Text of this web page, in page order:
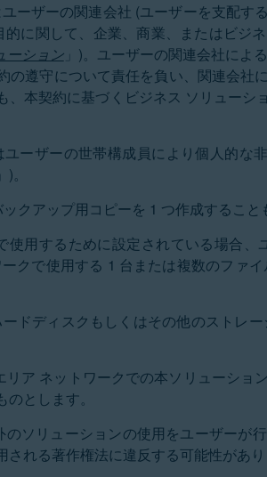
ーザーの関連会社 (ユーザーを支配
に関して、企業、商業、またはビジ
ーション」)。ユーザーの関連会社によ
の遵守について責任を負い、関連会
、本契約に基づくビジネス ソリュー
ーザーの世帯構成員により個人的
」)。
クアップ用コピーを 1 つ作成すること
使用するために設定されている場合
クで使用する 1 台または複数のファ
ドディスクもしくはその他のストレ
リア ネットワークでの本ソリューシ
とします。
ソリューションの使用をユーザーが
れる著作権法に違反する可能性があり